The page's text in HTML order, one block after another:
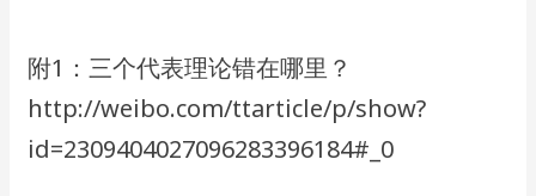
​附1：三个代表理论错在哪里？
​http://weibo.com/ttarticle/p/show?
id=2309404027096283396184#_0